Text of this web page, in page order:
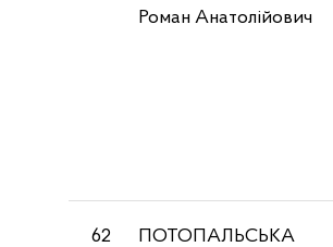
Роман Анатолійович
62
ПОТОПАЛЬСЬКА